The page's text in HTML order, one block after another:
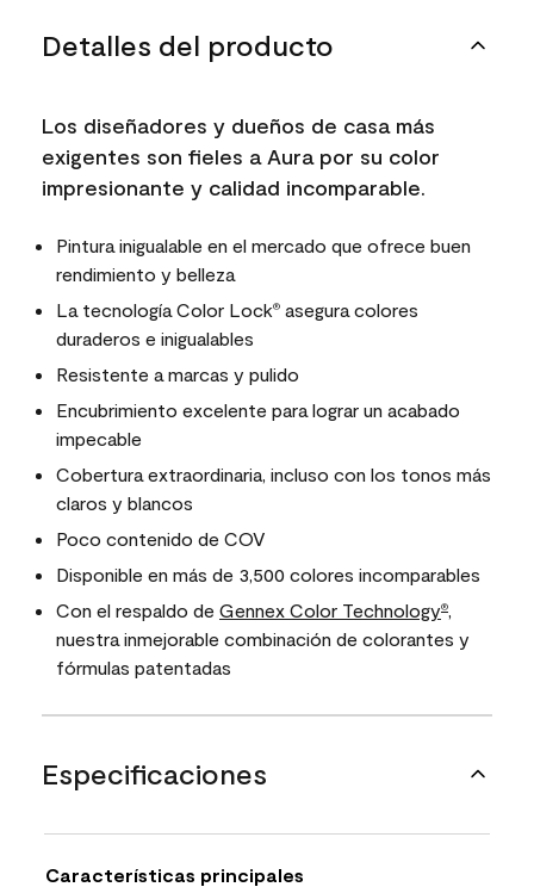
Detalles del producto
Los diseñadores y dueños de casa más
exigentes son fieles a Aura por su color
impresionante y calidad incomparable.
Pintura inigualable en el mercado que ofrece buen
rendimiento y belleza
La tecnología Color Lock® asegura colores
duraderos e inigualables
Resistente a marcas y pulido
Encubrimiento excelente para lograr un acabado
impecable
Cobertura extraordinaria, incluso con los tonos más
claros y blancos
Poco contenido de COV
Disponible en más de 3,500 colores incomparables
Con el respaldo de Gennex Color Technology®,
nuestra inmejorable combinación de colorantes y
fórmulas patentadas
Especificaciones
Características principales